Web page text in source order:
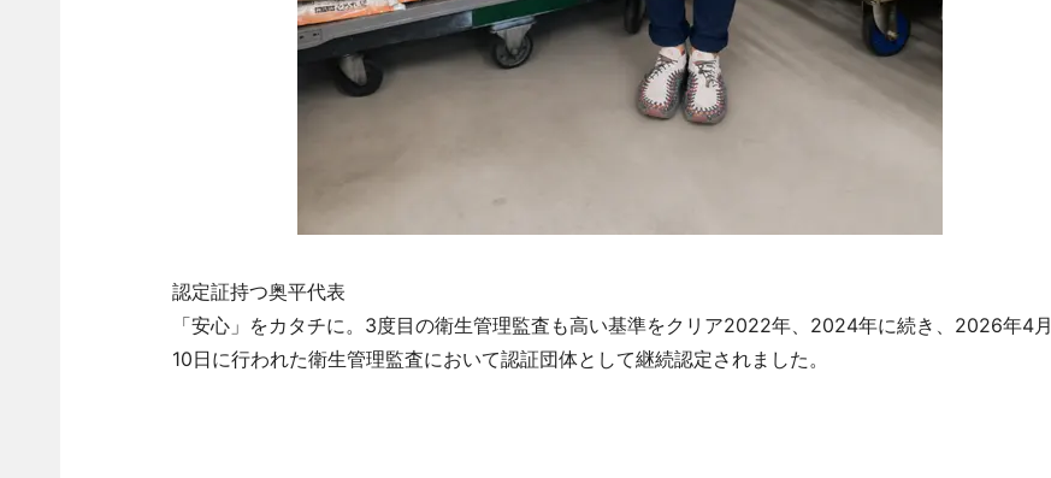
認定証持つ奥平代表
「安心」をカタチに。3度目の衛生管理監査も高い基準をクリア2022年、2024年に続き、2026年4月
10日に行われた衛生管理監査において認証団体として継続認定されました。